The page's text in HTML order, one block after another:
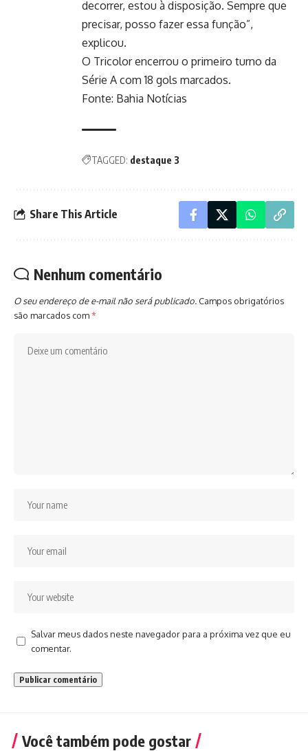
decorrer, estou à disposição. Sempre que
precisar, posso fazer essa função”,
explicou.
O Tricolor encerrou o primeiro turno da
Série A com 18 gols marcados.
Fonte: Bahia Notícias
TAGGED: destaque 3
Share This Article
Nenhum comentário
O seu endereço de e-mail não será publicado. Campos obrigatórios
são marcados com*
Salvar meus dados neste navegador para a próxima vez que eu
comentar.
Você também pode gostar